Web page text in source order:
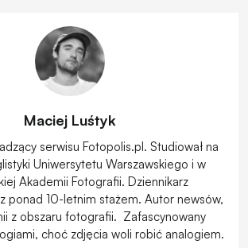
Maciej Luśtyk
serwisu Fotopolis.pl. Studiował na
Uniwersytetu Warszawskiego i w
Akademii Fotografii. Dziennikarz
ponad 10-letnim stażem. Autor newsów,
z obszaru fotografii. Zafascynowany
choć zdjęcia woli robić analogiem.